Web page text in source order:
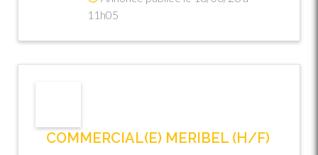
11h05
COMMERCIAL(E) MERIBEL (H/F)